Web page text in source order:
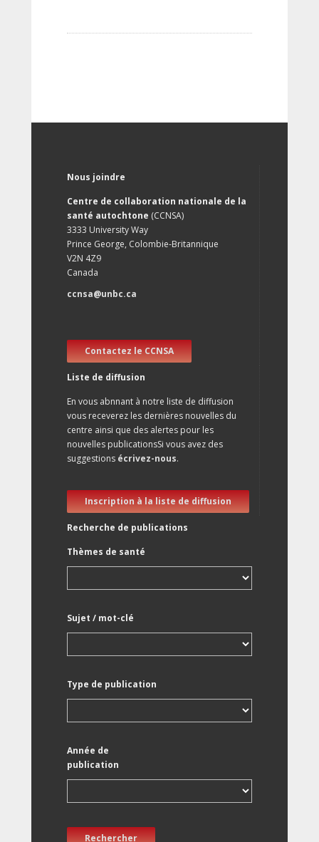
Nous joindre
Centre de collaboration nationale de la
santé autochtone (CCNSA)
3333 University Way
Prince George, Colombie-Britannique
V2N 4Z9
Canada
ccnsa@unbc.ca
Contactez le CCNSA
Liste de diffusion
En vous abnnant à notre liste de diffusion
vous receverez les dernières nouvelles du
centre ainsi que des alertes pour les
nouvelles publicationsSi vous avez des
suggestions écrivez-nous.
Inscription à la liste de diffusion
Recherche de publications
Thèmes de santé
Sujet / mot-clé
Type de publication
Année de
publication
Rechercher